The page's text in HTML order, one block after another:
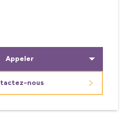
Appeler
nous